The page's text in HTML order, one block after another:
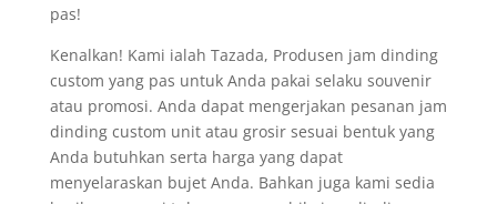
pas!
Kenalkan! Kami ialah Tazada, Produsen jam dinding
custom yang pas untuk Anda pakai selaku souvenir
atau promosi. Anda dapat mengerjakan pesanan jam
dinding custom unit atau grosir sesuai bentuk yang
Anda butuhkan serta harga yang dapat
menyelaraskan bujet Anda. Bahkan juga kami sedia